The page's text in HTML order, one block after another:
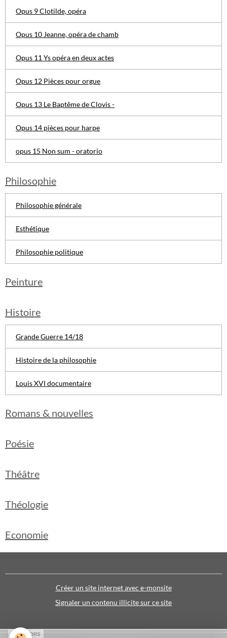
Opus 9 Clotilde, opéra
Opus 10 Jeanne, opéra de chamb
Opus 11 Ys opéra en deux actes
Opus 12 Pièces pour orgue
Opus 13 Le Baptême de Clovis -
Opus 14 pièces pour harpe
opus 15 Non sum - oratorio
Philosophie
Philosophie générale
Esthétique
Philosophie politique
Peinture
Histoire
Grande Guerre 14/18
Histoire de la philosophie
Louis XVI documentaire
Romans & nouvelles
Poésie
Théâtre
Théologie
Economie
Créer un site internet avec e-monsite
Signaler un contenu illicite sur ce site
SPONSORS